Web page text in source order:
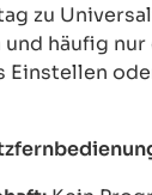
zu
und häufig